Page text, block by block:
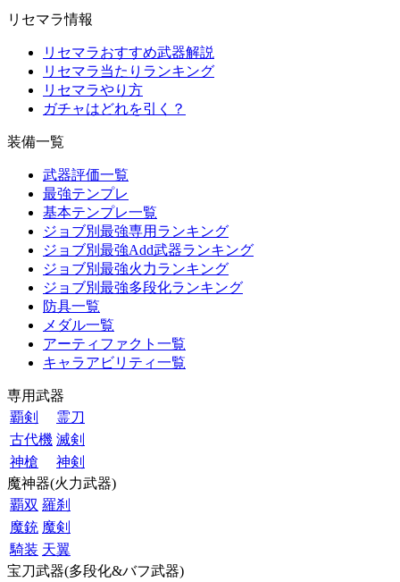
リセマラ情報
リセマラおすすめ武器解説
リセマラ当たりランキング
リセマラやり方
ガチャはどれを引く？
装備一覧
武器評価一覧
最強テンプレ
基本テンプレ一覧
ジョブ別最強専用ランキング
ジョブ別最強Add武器ランキング
ジョブ別最強火力ランキング
ジョブ別最強多段化ランキング
防具一覧
メダル一覧
アーティファクト一覧
キャラアビリティ一覧
専用武器
覇剣
霊刀
古代機 滅剣
神槍
神剣
魔神器(火力武器)
覇双 羅刹
魔銃 魔剣
騎装 天翼
宝刀武器(多段化&バフ武器)